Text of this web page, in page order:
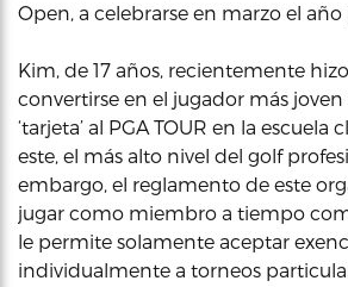
Open, a celebrarse en marzo el
Kim, de 17 años, recientemente
convertirse en el jugador más joven
‘tarjeta’ al PGA TOUR en la escuela
este, el más alto nivel del golf
embargo, el reglamento de este
jugar como miembro a tiempo
le permite solamente aceptar
individualmente a torneos